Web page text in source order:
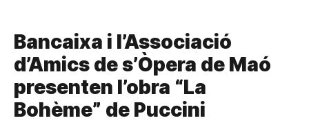
Bancaixa i l’Associació
d’Amics de s’Òpera de Maó
presenten l’obra “La
Bohème” de Puccini